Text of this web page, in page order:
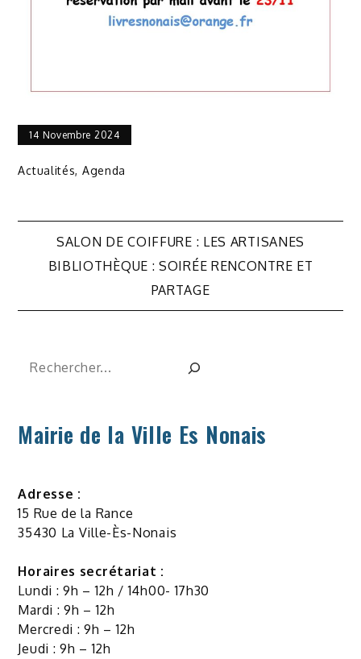
14 Novembre 2024
Actualités, Agenda
Navigation
SALON DE COIFFURE : LES ARTISANES
BIBLIOTHÈQUE : SOIRÉE RENCONTRE ET
PARTAGE
Rechercher
Mairie de la Ville Es Nonais
Adresse :
15 Rue de la Rance
35430 La Ville-Ès-Nonais
Horaires secrétariat :
Lundi : 9h – 12h / 14h00- 17h30
Mardi : 9h – 12h
Mercredi : 9h – 12h
Jeudi : 9h – 12h